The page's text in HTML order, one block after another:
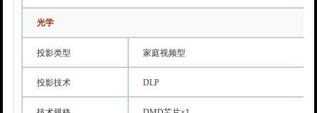
光学
投影类型 家庭视频型
投影技术 DLP